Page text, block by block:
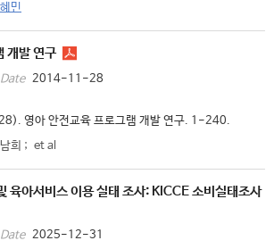
민
개발 연구
2014-11-28
영아 안전교육 프로그램 개발 연구. 1-240.
희 ; et al
육아서비스 이용 실태 조사: KICCE 소비실태조사
2025-12-31